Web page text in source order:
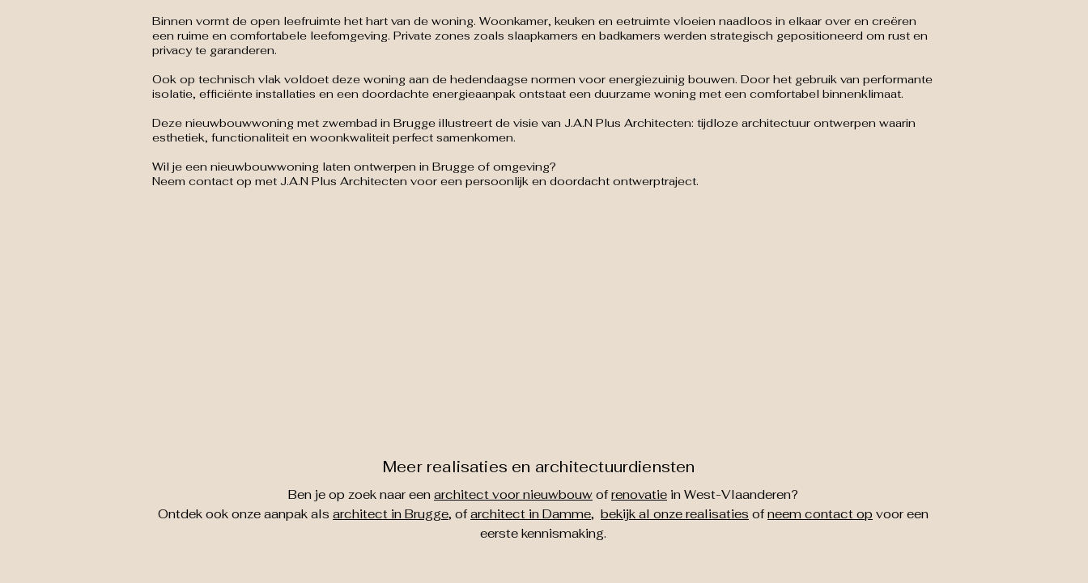
Binnen vormt de open leefruimte het hart van de woning. Woonkamer, keuken en eetruimte vloeien naadloos in elkaar over en creëren
een ruime en comfortabele leefomgeving. Private zones zoals slaapkamers en badkamers werden strategisch gepositioneerd om rust en
privacy te garanderen.
Ook op technisch vlak voldoet deze woning aan de hedendaagse normen voor energiezuinig bouwen. Door het gebruik van performante
isolatie, efficiënte installaties en een doordachte energieaanpak ontstaat een duurzame woning met een comfortabel binnenklimaat.
Deze nieuwbouwwoning met zwembad in Brugge illustreert de visie van J.A.N Plus Architecten: tijdloze architectuur ontwerpen waarin
esthetiek, functionaliteit en woonkwaliteit perfect samenkomen.
Wil je een nieuwbouwwoning laten ontwerpen in Brugge of omgeving?
Neem contact op met J.A.N Plus Architecten voor een persoonlijk en doordacht ontwerptraject.
Meer realisaties en architectuurdiensten
Ben je op zoek naar een architect voor nieuwbouw ofrenovatie in West-Vlaanderen?
Ontdek ook onze aanpak als architect in Brugge, ofarchitect in Damme, bekijk al onze realisaties ofneem contact op voor een
eerste kennismaking.